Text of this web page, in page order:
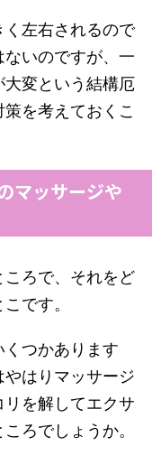
左右されるので
いのですが、一
変という結構厄
を考えておくこ
マッサージや
ろで、それをど
です。
つかあります
はりマッサージ
を解してエクサ
ろでしょうか。